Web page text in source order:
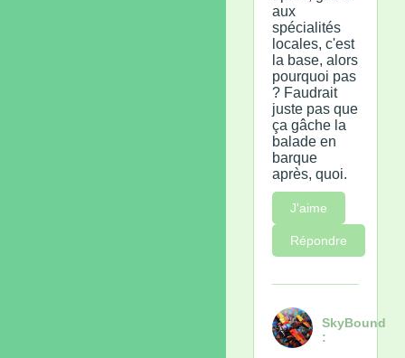
aux
spécialités
locales, c'est
la base, alors
pourquoi pas
? Faudrait
juste pas que
ça gâche la
balade en
barque
après, quoi.
J'aime
Répondre
SkyBound
: